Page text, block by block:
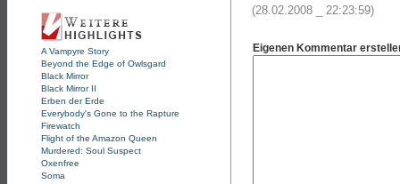
A Vampyre Story
Beyond the Edge of Owlsgard
Black Mirror
Black Mirror II
Erben der Erde
Everybody's Gone to the Rapture
Firewatch
Flight of the Amazon Queen
Murdered: Soul Suspect
Oxenfree
Soma
(28.02.2008 _ 22:23:59)
Eigenen Kommentar